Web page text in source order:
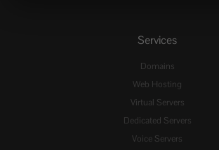
Services
Domains
Web Hosting
Virtual Servers
Dedicated Servers
Voice Servers